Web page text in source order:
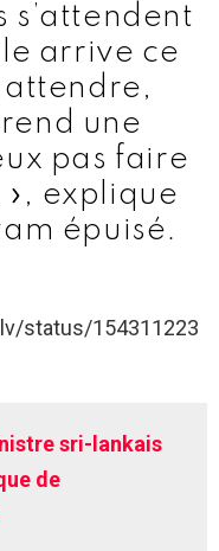
s’attendent
arrive ce
une
pas faire
explique
épuisé.
status/154311223
sri-lankais
de